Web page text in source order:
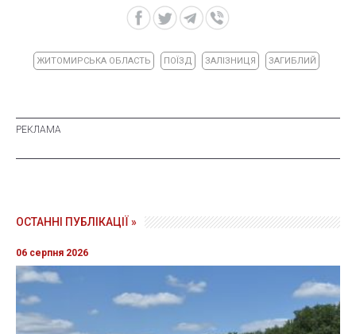
ЖИТОМИРСЬКА ОБЛАСТЬ ПОЇЗД ЗАЛІЗНИЦЯ ЗАГИБЛИЙ
ОСТАННІ ПУБЛІКАЦІЇ »
06 серпня 2026